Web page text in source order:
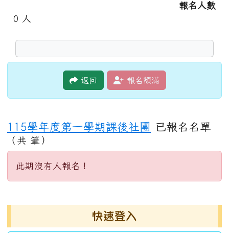
報名人數
0
人
返回 報名額滿
115學年度第一學期課後社團 已報名名單
（共 筆）
此期沒有人報名！
快速登入